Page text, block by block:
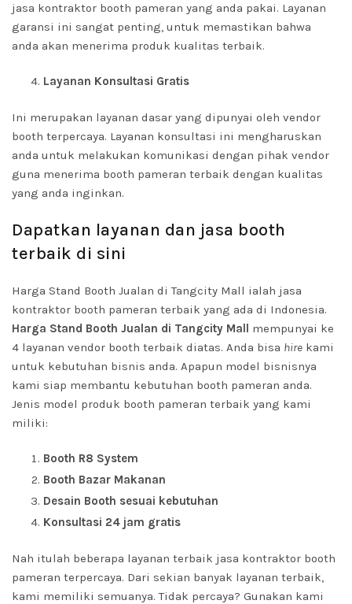
jasa kontraktor booth pameran yang anda pakai. Layanan
garansi ini sangat penting, untuk memastikan bahwa
anda akan menerima produk kualitas terbaik.
Layanan Konsultasi Gratis
Ini merupakan layanan dasar yang dipunyai oleh vendor
booth terpercaya. Layanan konsultasi ini mengharuskan
anda untuk melakukan komunikasi dengan pihak vendor
guna menerima booth pameran terbaik dengan kualitas
yang anda inginkan.
Dapatkan layanan dan jasa booth
terbaik di sini
Harga Stand Booth Jualan di Tangcity Mall ialah jasa
kontraktor booth pameran terbaik yang ada di Indonesia.
Harga Stand Booth Jualan di Tangcity Mall mempunyai ke
4 layanan vendor booth terbaik diatas. Anda bisa hire kami
untuk kebutuhan bisnis anda. Apapun model bisnisnya
kami siap membantu kebutuhan booth pameran anda.
Jenis model produk booth pameran terbaik yang kami
miliki:
Booth R8 System
Booth Bazar Makanan
Desain Booth sesuai kebutuhan
Konsultasi 24 jam gratis
Nah itulah beberapa layanan terbaik jasa kontraktor booth
pameran terpercaya. Dari sekian banyak layanan terbaik,
kami memiliki semuanya. Tidak percaya? Gunakan kami